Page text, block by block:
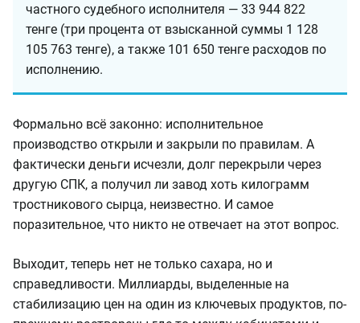
частного судебного исполнителя — 33 944 822
тенге (три процента от взысканной суммы 1 128
105 763 тенге), а также 101 650 тенге расходов по
исполнению.
Формально всё законно: исполнительное
производство открыли и закрыли по правилам. А
фактически деньги исчезли, долг перекрыли через
другую СПК, а получил ли завод хоть килограмм
тростникового сырца, неизвестно. И самое
поразительное, что никто не отвечает на этот вопрос.
Выходит, теперь нет не только сахара, но и
справедливости. Миллиарды, выделенные на
стабилизацию цен на один из ключевых продуктов, по-